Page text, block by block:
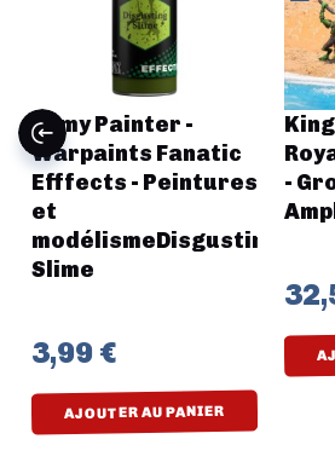
Army Painter -
Warpaints Fanatic
Efffects - Peintures
et
modélismeDisgusting
Slime
3,99 €
AJOUTER AU PANIER
-